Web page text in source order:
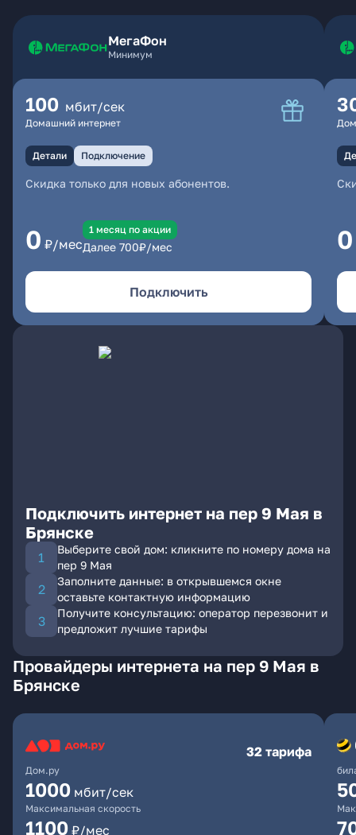
МегаФон
Минимум
100 мбит/сек
Домашний интернет
Детали Подключение
Скидка только для новых абонентов.
0 ₽/мес
1 месяц по акции
Далее 700₽/мес
Подключить
0
Подключить интернет на пер 9 Мая в
Брянске
Выберите свой дом: кликните по номеру дома на
пер 9 Мая
Заполните данные: в открывшемся окне
оставьте контактную информацию
Получите консультацию: оператор перезвонит и
предложит лучшие тарифы
Провайдеры интернета на пер 9 Мая в
Брянске
Дом.ру
32 тарифа
1000 мбит/сек
Максимальная скорость
1100 ₽/мес